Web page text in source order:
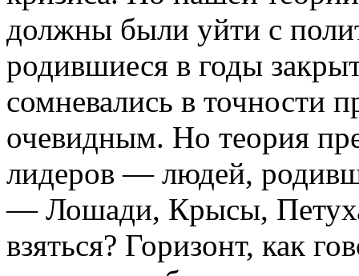
должны были уйти с
родившиеся в годы
сомневались в точности
очевидным. Но теория
лидеров — людей,
— Лошади, Крысы,
взяться? Горизонт, как